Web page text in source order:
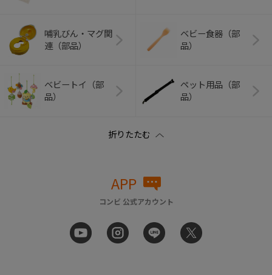
哺乳びん・マグ関
連（部品）
ベビー食器（部
品）
ベビートイ（部
品）
ペット用品（部
品）
APP
コンビ 公式アカウント